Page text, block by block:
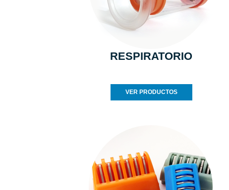
RESPIRATORIO
VER PRODUCTOS